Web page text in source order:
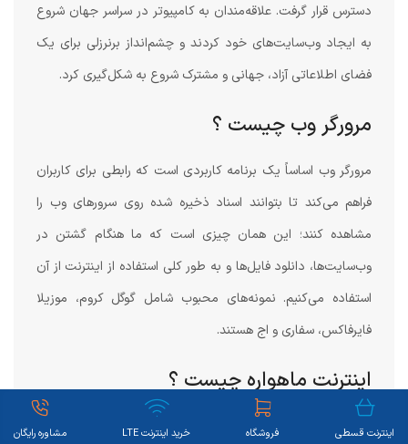
دسترس قرار گرفت. علاقه‌مندان به کامپیوتر در سراسر جهان شروع
به ایجاد وب‌سایت‌های خود کردند و چشم‌انداز برنرزلی برای یک
فضای اطلاعاتی آزاد، جهانی و مشترک شروع به شکل‌گیری کرد.
مرورگر وب چیست ؟
مرورگر وب اساساً یک برنامه کاربردی است که رابطی برای کاربران
فراهم می‌کند تا بتوانند اسناد ذخیره شده روی سرورهای وب را
مشاهده کنند؛ این همان چیزی است که ما هنگام گشتن در
وب‌سایت‌ها، دانلود فایل‌ها و به طور کلی استفاده از اینترنت از آن
استفاده می‌کنیم. نمونه‌های محبوب شامل گوگل کروم، موزیلا
فایرفاکس، سفاری و اج هستند.
اینترنت ماهواره چیست ؟
تقریباً ۶۵ درصد از جمعیت جهان به اینترنت متصل هستند و اینترنت قسطی فروشگاه خرید اینترنت LTE مشاوره رایگان